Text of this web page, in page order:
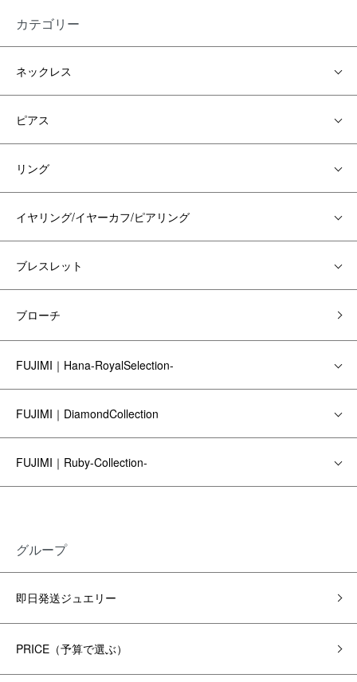
カテゴリー
ネックレス
ピアス
リング
イヤリング/イヤーカフ/ピアリング
ブレスレット
ブローチ
FUJIMI｜Hana-RoyalSelection-
FUJIMI｜DiamondCollection
FUJIMI｜Ruby-Collection-
グループ
即日発送ジュエリー
PRICE（予算で選ぶ）